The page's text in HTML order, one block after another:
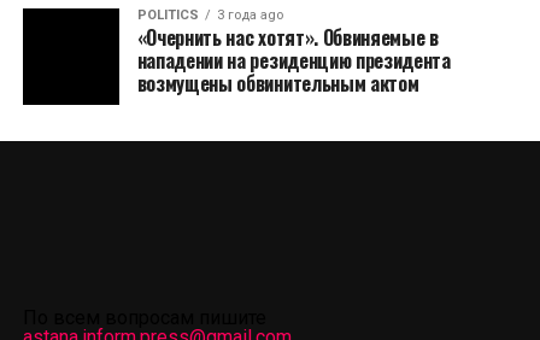
POLITICS 3 года ago
«Очернить нас хотят». Обвиняемые в
нападении на резиденцию президента
возмущены обвинительным актом